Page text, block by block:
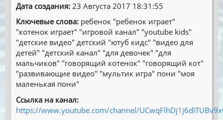
Дата создания: 23 Августа 2017 18:31:55
Ключевые слова: ребенок ″ребенок играет″
″котенок играет″ ″игровой канал″ ″youtube kids″
″детские видео″ детский ″ютуб кидс″ ″видео для
детей″ ″детский канал″ ″для девочек″ ″для
мальчиков″ ″говорящий котенок″ ″говорящий кот″
″развивающие видео″ ″мультик игра″ пони ″моя
маленькая пони″
Ссылка на канал:
https://www.youtube.com/channel/